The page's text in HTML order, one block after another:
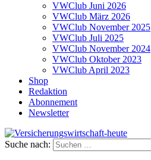
VWClub Juni 2026
VWClub März 2026
VWClub November 2025
VWClub Juli 2025
VWClub November 2024
VWClub Oktober 2023
VWClub April 2023
Shop
Redaktion
Abonnement
Newsletter
Versicherungswirtschaft-heute
Suche nach: